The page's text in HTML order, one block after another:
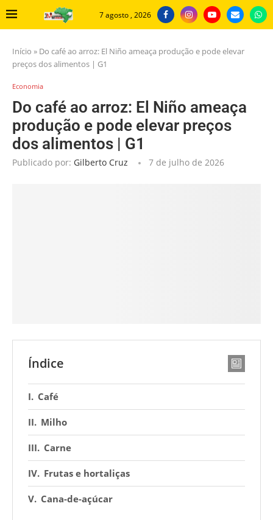
7 agosto , 2026
Início » Do café ao arroz: El Niño ameaça produção e pode elevar
preços dos alimentos | G1
Economia
Do café ao arroz: El Niño ameaça
produção e pode elevar preços
dos alimentos | G1
Publicado por: Gilberto Cruz 7 de julho de 2026
Índice
Café
Milho
Carne
Frutas e hortaliças
Cana-de-açúcar